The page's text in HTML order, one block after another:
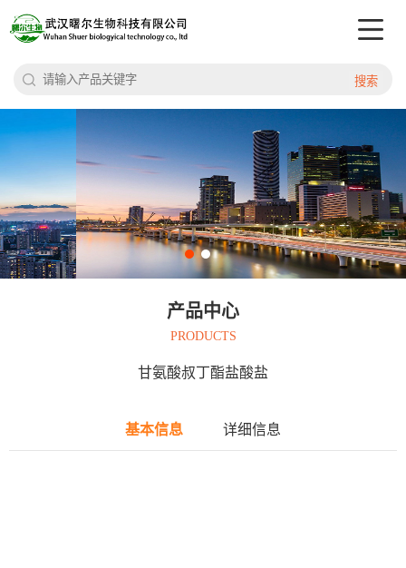
搜索
产品中心
PRODUCTS
甘氨酸叔丁酯盐酸盐
基本信息 详细信息